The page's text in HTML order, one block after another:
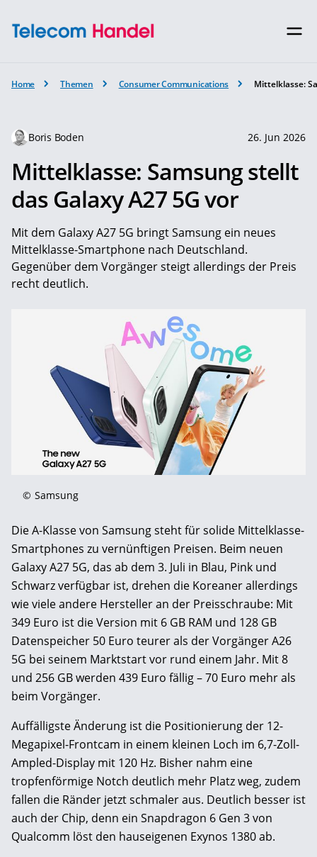
Home Themen Consumer Communications Mittelklasse:
Boris Boden 26. Jun 2026
Mittelklasse: Samsung stellt
das Galaxy A27 5G vor
Mit dem Galaxy A27 5G bringt Samsung ein neues
Mittelklasse-Smartphone nach Deutschland.
Gegenüber dem Vorgänger steigt allerdings der Preis
recht deutlich.
© Samsung
Die A-Klasse von Samsung steht für solide Mittelklasse-
Smartphones zu vernünftigen Preisen. Beim neuen
Galaxy A27 5G, das ab dem 3. Juli in Blau, Pink und
Schwarz verfügbar ist, drehen die Koreaner allerdings
wie viele andere Hersteller an der Preisschraube: Mit
349 Euro ist die Version mit 6 GB RAM und 128 GB
Datenspeicher 50 Euro teurer als der Vorgänger A26
5G bei seinem Marktstart vor rund einem Jahr. Mit 8
und 256 GB werden 439 Euro fällig – 70 Euro mehr als
beim Vorgänger.
Auffälligste Änderung ist die Positionierung der 12-
Megapixel-Frontcam in einem kleinen Loch im 6,7-Zoll-
Ampled-Display mit 120 Hz. Bisher nahm eine
tropfenförmige Notch deutlich mehr Platz weg, zudem
fallen die Ränder jetzt schmaler aus. Deutlich besser ist
auch der Chip, denn ein Snapdragon 6 Gen 3 von
Qualcomm löst den hauseigenen Exynos 1380 ab.